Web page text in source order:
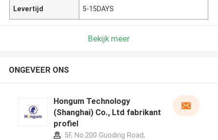
Levertijd 5-15DAYS
Bekijk meer
ONGEVEER ONS
Hongum Technology
(Shanghai) Co., Ltd fabrikant
profiel
5F, No.200 Guoding Road,